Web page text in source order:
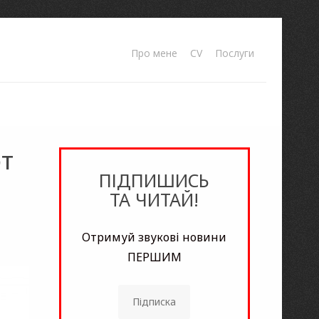
Про мене CV Послуги
ПІДПИШИСЬ
ТА ЧИТАЙ!
Отримуй звукові новини
ПЕРШИМ
Підписка